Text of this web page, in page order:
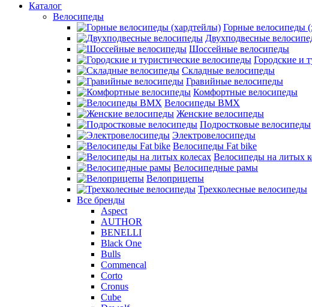
Каталог
Велосипеды
Горные велосипеды
Двухподвесные
Шоссейные велосипеды
Городские и
Складные велосипеды
Гравийные велосипеды
Комфортные велосипеды
Велосипеды BMX
Женские велосипеды
Подростковые велосипеды
Электровелосипеды
Велосипеды Fat bike
Велосипеды на литых
Велосипедные рамы
Велоприцепы
Трехколесные велосипеды
Все бренды
Aspect
AUTHOR
BENELLI
Black One
Bulls
Commencal
Corto
Cronus
Cube